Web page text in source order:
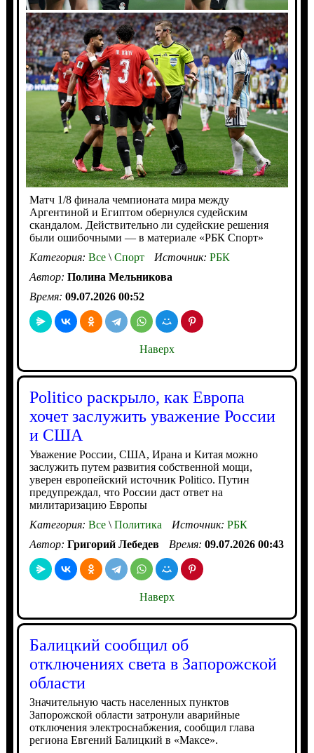
Матч 1/8 финала чемпионата мира между
Аргентиной и Египтом обернулся судейским
скандалом. Действительно ли судейские решения
были ошибочными — в материале «РБК Спорт»
Категория: Все\Спорт Источник: РБК
Автор: Полина Мельникова
Время: 09.07.2026 00:52
Наверх
Politico раскрыло, как Европа
хочет заслужить уважение России
и США
Уважение России, США, Ирана и Китая можно
заслужить путем развития собственной мощи,
уверен европейский источник Politico. Путин
предупреждал, что России даст ответ на
милитаризацию Европы
Категория: Все\Политика Источник: РБК
Автор: Григорий Лебедев Время: 09.07.2026 00:43
Наверх
Балицкий сообщил об
отключениях света в Запорожской
области
Значительную часть населенных пунктов
Запорожской области затронули аварийные
отключения электроснабжения, сообщил глава
региона Евгений Балицкий в «Максе».